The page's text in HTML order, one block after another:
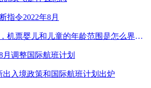
指令2022年8月
网上购买机票，机票婴儿和儿童的年龄范围是怎么界定的？
调整国际航班计划
出入境政策和国际航班计划出炉